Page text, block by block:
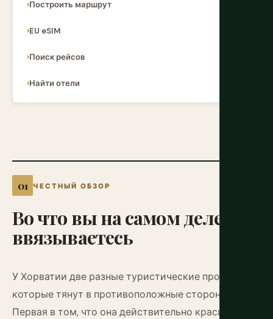
ЧЕСТНЫЙ ОБЗОР
Вочтовынасамом деле
ввязываетесь
У Хорватии две разные туристические проблемы,
которые тянут в противоположные стороны.
Первая в том, что она действительно красива —
Построить маршрут
EU eSIM
Поиск рейсов
Найти отели